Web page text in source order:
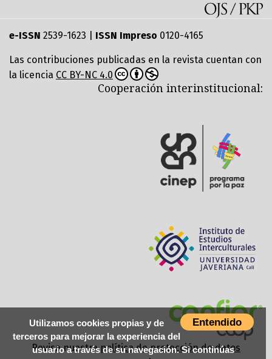
Entendido
Utilizamos cookies propias y de
terceros para mejorar la experiencia del
usuario a través de su navegación. Si continúas
e-ISSN 2539-1623 | ISSN Impreso 0120-4165
Las contribuciones publicadas en la revista cuentan con
la licencia CC BY-NC 4.0
Cooperación interinstitucional:
Revisa nuestrapolítica de protección de datos